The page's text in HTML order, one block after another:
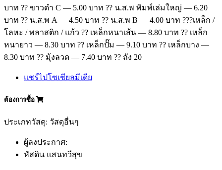
บาท ?? ขาวดำ C — 5.00 บาท ?? น.ส.พ พิมพ์เล่มใหญ่ — 6.20
บาท ?? น.ส.พ A — 4.50 บาท ?? น.ส.พ B — 4.00 บาท ???เหล็ก /
โลหะ / พลาสติก / แก้ว ?? เหล็กหนาเส้น — 8.80 บาท ?? เหล็ก
หนายาว — 8.30 บาท ?? เหล็กปั๊ม — 9.10 บาท ?? เหล็กบาง —
8.30 บาท ?? มุ้งลวด — 7.40 บาท ?? ถัง 20
แชร์ไปโซเชียลมีเดีย
ต้องการซื้อ
ประเภทวัสดุ: วัสดุอื่นๆ
ผู้ลงประกาศ:
หัสดิน แสนทวีสุข